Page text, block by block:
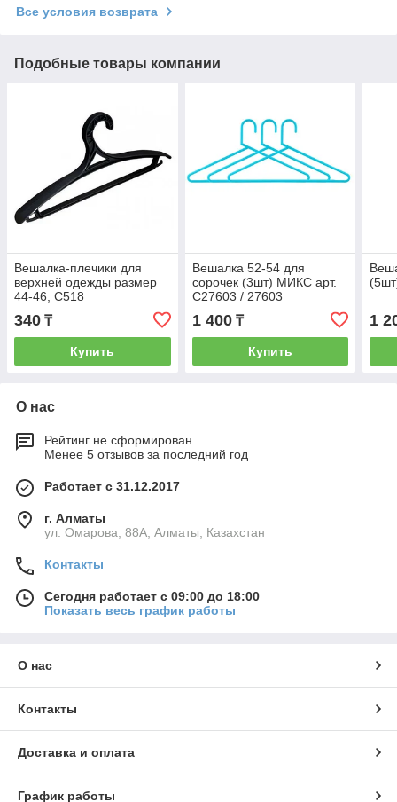
Все условия возврата
Подобные товары компании
Вешалка-плечики для
верхней одежды размер
44-46, С518
340 ₸
Купить
Вешалка 52-54 для
сорочек (3шт) МИКС арт.
С27603 / 27603
1 400₸
Купить
1
О нас
Рейтинг не сформирован
Менее 5 отзывов за последний год
Работает с 31.12.2017
г. Алматы
ул. Омарова, 88А, Алматы, Казахстан
Контакты
Сегодня работает с 09:00 до 18:00
Показать весь график работы
О нас
Контакты
Доставка и оплата
График работы